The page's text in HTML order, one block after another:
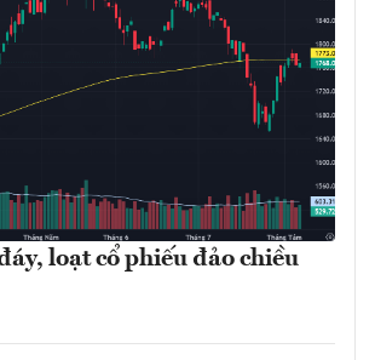
loạt cổ phiếu đảo chiều